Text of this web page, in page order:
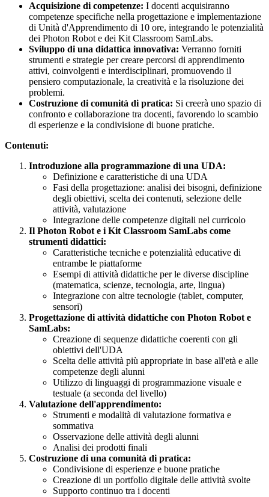
Acquisizione di competenze: I docenti acquisiranno
competenze specifiche nella progettazione e implementazione
di Unità d'Apprendimento di 10 ore, integrando le potenzialità
dei Photon Robot e dei Kit Classroom SamLabs.
Sviluppo di una didattica innovativa: Verranno forniti
strumenti e strategie per creare percorsi di apprendimento
attivi, coinvolgenti e interdisciplinari, promuovendo il
pensiero computazionale, la creatività e la risoluzione dei
problemi.
Costruzione di comunità di pratica: Si creerà uno spazio di
confronto e collaborazione tra docenti, favorendo lo scambio
di esperienze e la condivisione di buone pratiche.
Contenuti:
Introduzione alla programmazione di una UDA:
Definizione e caratteristiche di una UDA
Fasi della progettazione: analisi dei bisogni, definizione
degli obiettivi, scelta dei contenuti, selezione delle
attività, valutazione
Integrazione delle competenze digitali nel curricolo
Il Photon Robot e i Kit Classroom SamLabs come
strumenti didattici:
Caratteristiche tecniche e potenzialità educative di
entrambe le piattaforme
Esempi di attività didattiche per le diverse discipline
(matematica, scienze, tecnologia, arte, lingua)
Integrazione con altre tecnologie (tablet, computer,
sensori)
Progettazione di attività didattiche con Photon Robot e
SamLabs:
Creazione di sequenze didattiche coerenti con gli
obiettivi dell'UDA
Scelta delle attività più appropriate in base all'età e alle
competenze degli alunni
Utilizzo di linguaggi di programmazione visuale e
testuale (a seconda del livello)
Valutazione dell'apprendimento:
Strumenti e modalità di valutazione formativa e
sommativa
Osservazione delle attività degli alunni
Analisi dei prodotti finali
Costruzione di una comunità di pratica:
Condivisione di esperienze e buone pratiche
Creazione di un portfolio digitale delle attività svolte
Supporto continuo tra i docenti